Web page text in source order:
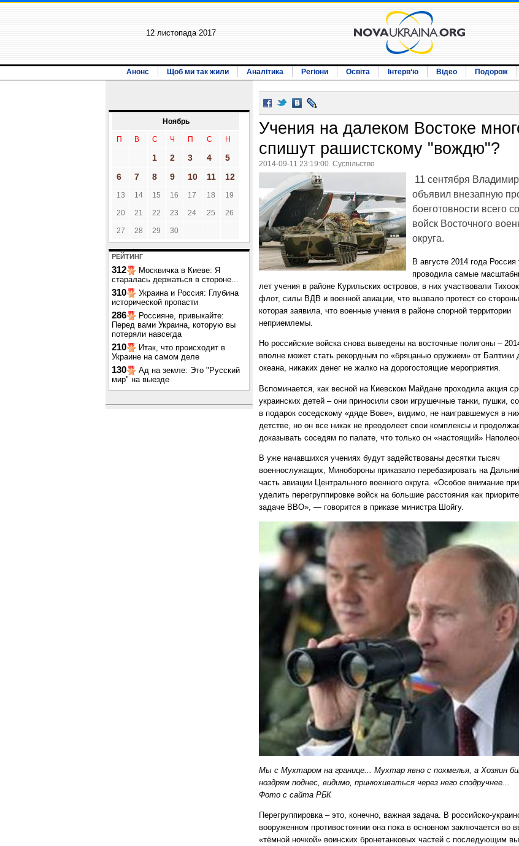
12 листопада 2017
Анонс Щоб ми так жили Аналітика Регіони Освіта Інтерв‘ю Відео Подорож
Ноябрь
П В С Ч П С Н
1 2 3 4
5
6
7 8 9 10 11 12
13 14 15 16 17 18 19
20 21 22 23 24 25 26
27 28 29 30
РЕЙТИНГ
312
Москвичка в Киеве: Я
старалась держаться в стороне...
310
Украина и Россия: Глубина
исторической пропасти
286
Россияне, привыкайте:
Перед вами Украина, которую вы
потеряли навсегда
210
Итак, что происходит в
Украине на самом деле
130
Ад на земле: Это "Русский
мир" на выезде
Учения на далеком Востоке
спишут рашистскому "вождю"?
2014-09-11 23:19:00. Суспільство
11 сентября
объявил внезапную
боеготовности всего
войск Восточного
округа.
В августе 2014 года Россия
проводила самые
лет учения в районе Курильских островов, в них участвовали
флот, силы ВДВ и военной авиации, что вызвало протест со
которая заявила, что военные учения в районе спорной территории
неприемлемы.
Но российские войска снова выведены на восточные полигоны –
вполне может стать рекордным по «бряцанью оружием» от Балтики
океана, никаких денег не жалко на дорогостоящие мероприятия.
Вспоминается, как весной на Киевском Майдане проходила акция
украинских детей – они приносили свои игрушечные танки, пушки,
в подарок соседскому «дяде Вове», видимо, не наигравшемуся в
детстве, но он все никак не преодолеет свои комплексы и
доказывать соседям по палате, что только он «настоящий»
В уже начавшихся учениях будут задействованы десятки тысяч
военнослужащих, Минобороны приказало перебазировать на
часть авиации Центрального военного округа. «Особое внимание
уделить перегруппировке войск на большие расстояния как
задаче ВВО», — говорится в приказе министра Шойгу.
Мы с Мухтаром на границе... Мухтар явно с похмелья, а Хозяин
ноздрям поднес, видимо, принюхиваться через него сподручнее...
Фото с сайта РБК
Перегруппировка – это, конечно, важная задача. В российско-
вооруженном противостоянии она пока в основном заключается во
«тёмной ночкой» воинских бронетанковых частей с последующим